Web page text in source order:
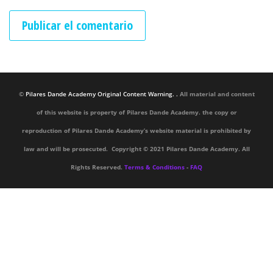
© Pilares Dande Academy Original Content Warning. . All material and content
of this website is property of Pilares Dande Academy. the copy or
reproduction of Pilares Dande Academy’s website material is prohibited by
law and will be prosecuted. Copyright © 2021 Pilares Dande Academy. All
Rights Reserved. Terms & Conditions - FAQ